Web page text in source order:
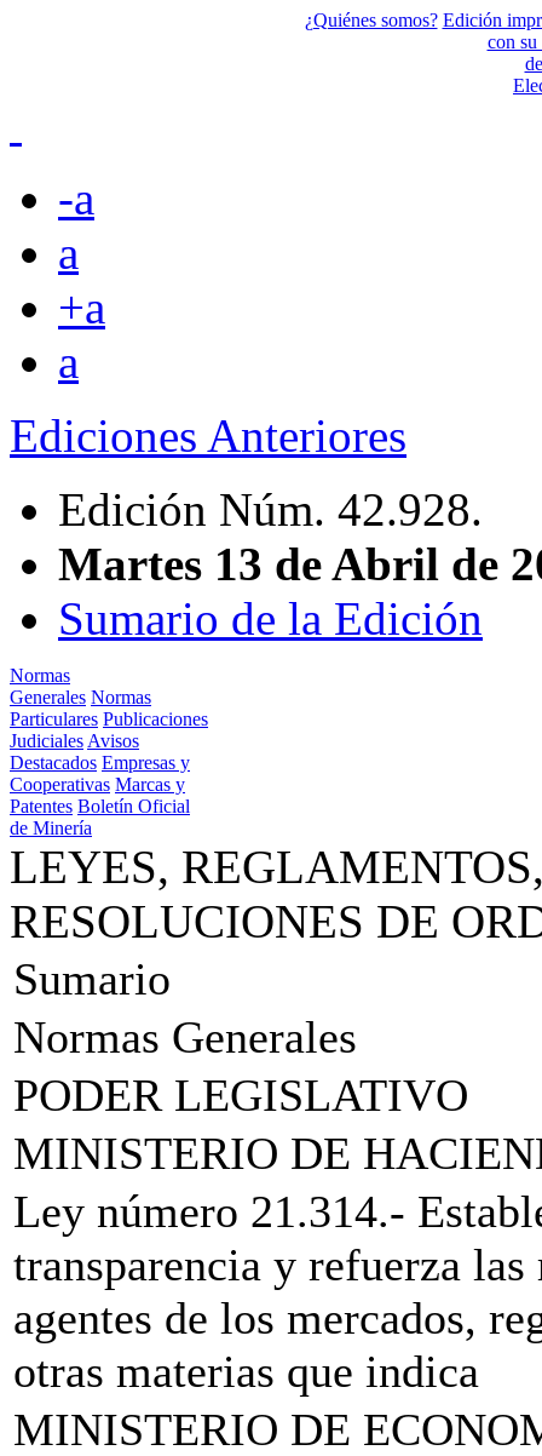
¿Quiénes somos? Edición
con
-a
a
+a
a
Ediciones Anteriores
Edición Núm. 42.928.
Martes 13 de Abril de
Sumario de la Edición
Normas
Generales Normas
Particulares Publicaciones
Judiciales Avisos
Destacados Empresas y
Cooperativas Marcas y
Patentes Boletín Oficial
de Minería
LEYES,
RESOLUCIONES DE
Sumario
Normas Generales
PODER LEGISLATIVO
MINISTERIO DE
Ley número 21.314.-
transparencia y refuerza
agentes de los mercados,
otras materias que indica
MINISTERIO DE